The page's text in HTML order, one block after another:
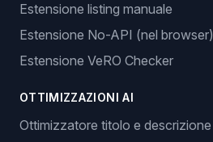
Estensione listing manuale
Estensione No-API (nel browser)
Estensione VeRO Checker
OTTIMIZZAZIONI AI
Ottimizzatore titolo e descrizione